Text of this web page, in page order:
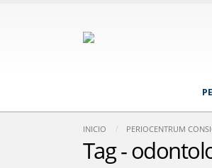
INICIO PERIOCENTRUM
Tag -